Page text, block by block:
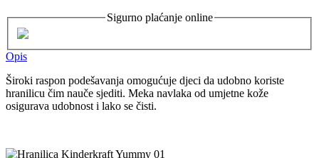
Sigurno plaćanje online
Opis
Široki raspon podešavanja omogućuje djeci da udobno koriste
hranilicu čim nauče sjediti. Meka navlaka od umjetne kože
osigurava udobnost i lako se čisti.